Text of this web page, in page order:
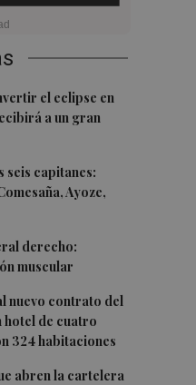
el eclipse en
a un gran
seis capitanes:
Ayoze,
derecho:
muscular
nuevo contrato del
hotel de cuatro
324 habitaciones
abren la cartelera